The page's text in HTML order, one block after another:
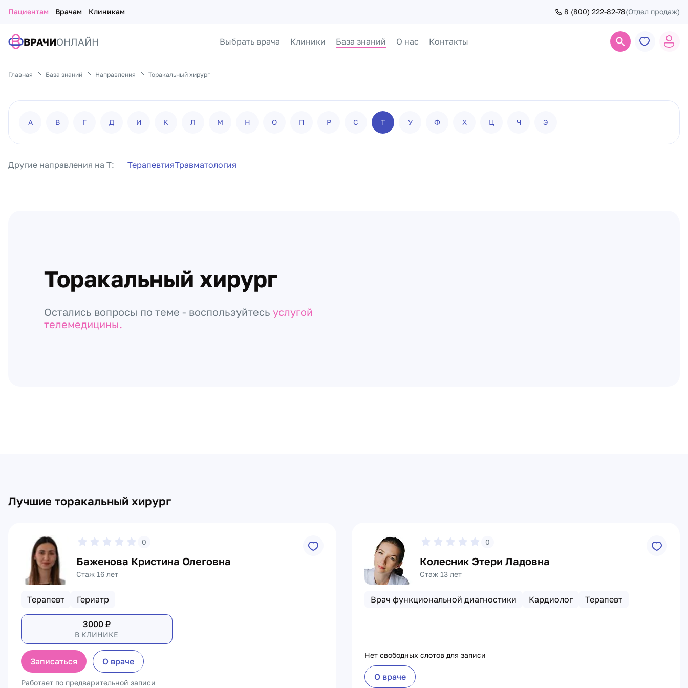
Пациентам Врачам Клиникам 8 (800) 222-82-78(Отдел продаж)
ВРАЧИОНЛАЙН Выбрать врача Клиники База знаний О нас Контакты
Главная База знаний Направления Торакальный хирург
А В Г Д И К Л М Н О П Р С Т У Ф Х Ц Ч Э
Другие направления на Т: ТерапевтияТравматология
Торакальный хирург
Остались вопросы по теме - воспользуйтесь услугой
телемедицины.
Лучшие торакальный хирург
0
Баженова Кристина Олеговна
Стаж 16 лет
Терапевт Гериатр
3000₽
В КЛИНИКЕ
Записаться О враче
Работает по предварительной записи
0
Колесник Этери Ладовна
Стаж 13 лет
Врач функциональной диагностики Кардиолог Терапевт
Нет свободных слотов для записи
О враче